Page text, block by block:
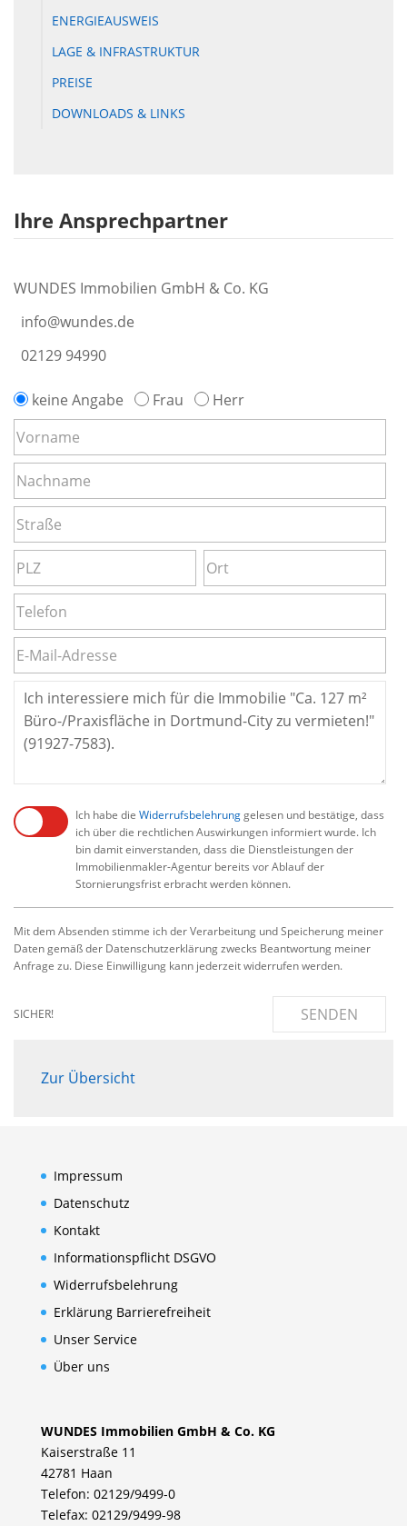
ENERGIEAUSWEIS
LAGE & INFRASTRUKTUR
PREISE
DOWNLOADS & LINKS
Ihre Ansprechpartner
WUNDES Immobilien GmbH & Co. KG
info@wundes.de
02129 94990
keine Angabe Frau Herr
Ich habe die Widerrufsbelehrunggelesen und bestätige, dass
ich über die rechtlichen Auswirkungen informiert wurde. Ich
bin damit einverstanden, dass die Dienstleistungen der
Immobilienmakler-Agentur bereits vor Ablauf der
Stornierungsfrist erbracht werden können.
Mit dem Absenden stimme ich der Verarbeitung und Speicherung meiner
Daten gemäß der Datenschutzerklärung zwecks Beantwortung meiner
Anfrage zu. Diese Einwilligung kann jederzeit widerrufen werden.
SICHER! SENDEN
Zur Übersicht
Impressum
Datenschutz
Kontakt
Informationspflicht DSGVO
Widerrufsbelehrung
Erklärung Barrierefreiheit
Unser Service
Über uns
WUNDES Immobilien GmbH & Co. KG
Kaiserstraße 11
42781 Haan
Telefon: 02129/9499-0
Telefax: 02129/9499-98